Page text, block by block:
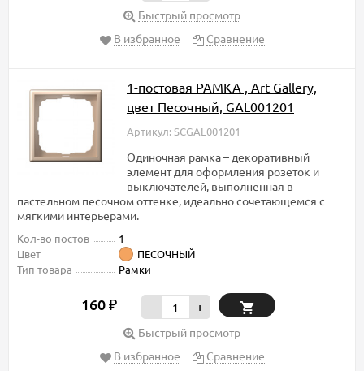
Быстрый просмотр
В избранное
Сравнение
1-постовая РАМКА , Art Gallery,
цвет Песочный, GAL001201
Артикул: SCGAL001201
Одиночная рамка – декоративный
элемент для оформления розеток и
выключателей, выполненная в
пастельном песочном оттенке, идеально сочетающемся с
мягкими интерьерами.
Кол-во постов
1
Цвет
ПЕСОЧНЫЙ
Тип товара
Рамки
160 ₽ - +
Быстрый просмотр
В избранное
Сравнение